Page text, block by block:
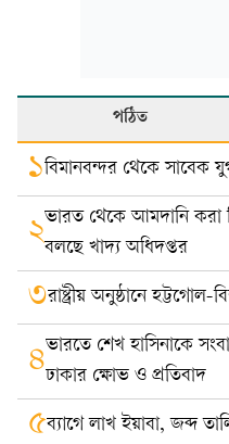
পঠিত
১বিমানবন্দর থেকে সাবেক
২ভারত থেকে আমদানি করা
বলছে খাদ্য অধিদপ্তর
৩রাষ্ট্রীয় অনুষ্ঠানে হট্টগোল-
৪ভারতে শেখ হাসিনাকে
ঢাকার ক্ষোভ ও প্রতিবাদ
৫ব্যাগে লাখ ইয়াবা, জব্দ